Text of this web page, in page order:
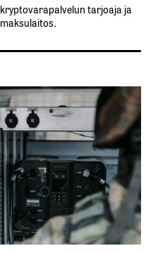
kryptovarapalvelun tarjoaja ja
maksulaitos.